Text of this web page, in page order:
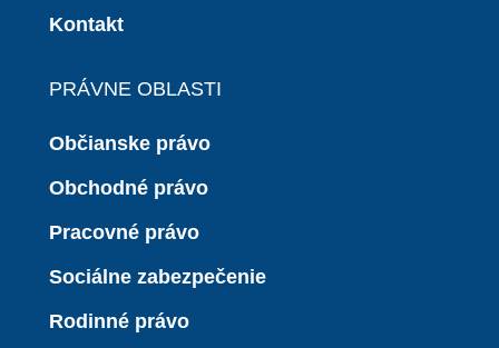
Kontakt
PRÁVNE OBLASTI
Občianske právo
Obchodné právo
Pracovné právo
Sociálne zabezpečenie
Rodinné právo